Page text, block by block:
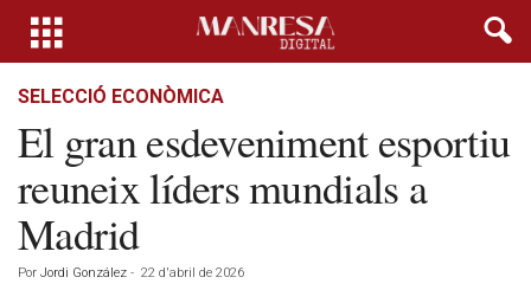
SELECCIÓ ECONÒMICA
El gran esdeveniment esportiu
reuneix líders mundials a
Madrid
Por Jordi González - 22 d'abril de 2026